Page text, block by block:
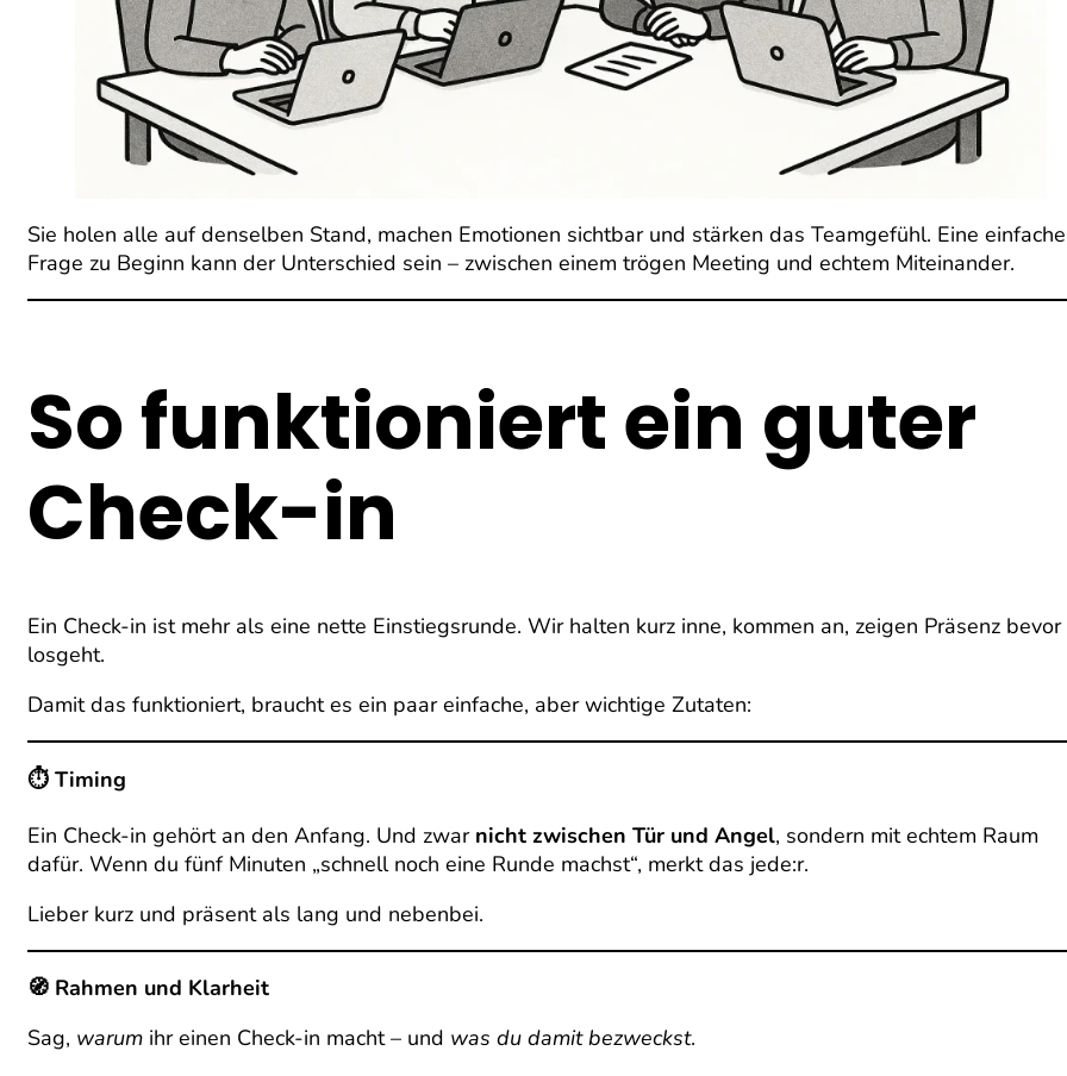
Sie holen alle auf denselben Stand, machen Emotionen sichtbar und stärken das Teamgefühl. Eine einfache
Frage zu Beginn kann der Unterschied sein – zwischen einem trögen Meeting und echtem Miteinander.
So funktioniert ein guter
Check-in
Ein Check-in ist mehr als eine nette Einstiegsrunde. Wir halten kurz inne, kommen an, zeigen Präsenz bevor
losgeht.
Damit das funktioniert, braucht es ein paar einfache, aber wichtige Zutaten:
⏱ Timing
Ein Check-in gehört an den Anfang. Und zwar nicht zwischen Tür und Angel, sondern mit echtem Raum
dafür. Wenn du fünf Minuten „schnell noch eine Runde machst“, merkt das jede:r.
Lieber kurz und präsent als lang und nebenbei.
🧭 Rahmen und Klarheit
Sag, warum ihr einen Check-in macht – und was du damit bezweckst.